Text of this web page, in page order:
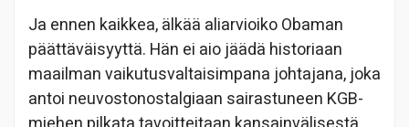
Ja ennen kaikkea, älkää aliarvioiko Obaman
päättäväisyyttä. Hän ei aio jäädä historiaan
maailman vaikutusvaltaisimpana johtajana, joka
antoi neuvostonostalgiaan sairastuneen KGB-